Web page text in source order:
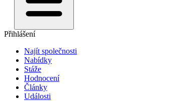
Přihlášení
Najít společnosti
Nabídky
Stáže
Hodnocení
Články
Události